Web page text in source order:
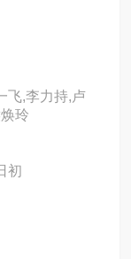
飞,李力持,卢
玲
初